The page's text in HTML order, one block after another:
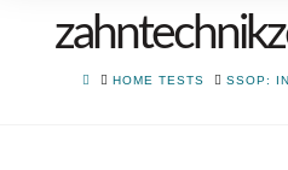
HOMEHOME TESTS SSOP: